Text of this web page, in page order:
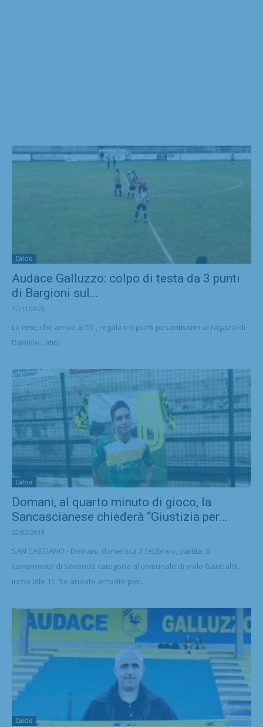
Calcio
Audace Galluzzo: colpo di testa da 3 punti
di Bargioni sul...
12/11/2023
La rete, che arriva al 55', regala tre punti pesantissimi ai ragazzi di
Daniele Latini
Calcio
Domani, al quarto minuto di gioco, la
Sancascianese chiederà “Giustizia per...
02/02/2019
SAN CASCIANO - Domani, domenica 3 febbraio, partita di
campionato di Seconda categoria al comunale di viale Garibaldi,
inizio alle 15. Se andate arrivate per...
Calcio